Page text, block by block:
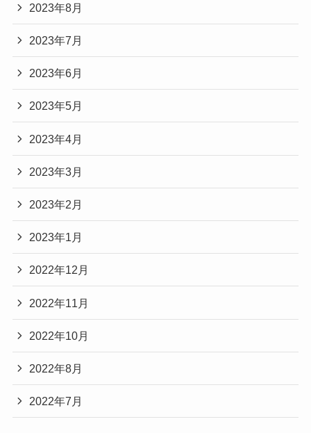
2023年8月
2023年7月
2023年6月
2023年5月
2023年4月
2023年3月
2023年2月
2023年1月
2022年12月
2022年11月
2022年10月
2022年8月
2022年7月